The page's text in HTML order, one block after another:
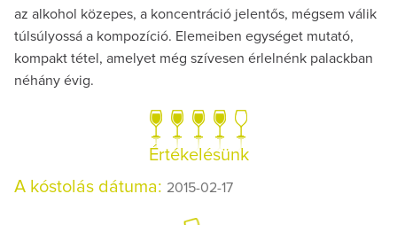
az alkohol közepes, a koncentráció jelentős, mégsem válik
túlsúlyossá a kompozíció. Elemeiben egységet mutató,
kompakt tétel, amelyet még szívesen érlelnénk palackban
néhány évig.
Értékelésünk
A kóstolás dátuma: 2015-02-17